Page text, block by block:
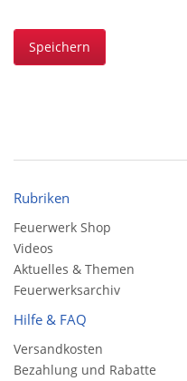
Speichern
Rubriken
Feuerwerk Shop
Videos
Aktuelles & Themen
Feuerwerksarchiv
Hilfe & FAQ
Versandkosten
Bezahlung und Rabatte